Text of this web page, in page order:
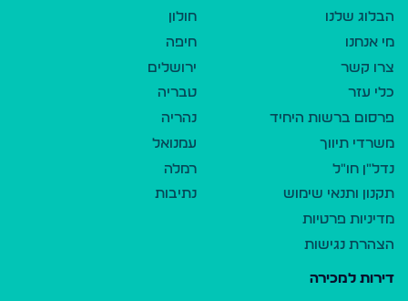
הבלוג שלנו
מי אנחנו
צרו קשר
כלי עזר
פרסום ברשות היחיד
משרדי תיווך
נדל"ן חו"ל
תקנון ותנאי שימוש
מדיניות פרטיות
הצהרת נגישות
חולון
חיפה
ירושלים
טבריה
נהריה
עמנואל
רמלה
נתיבות
דירות למכירה